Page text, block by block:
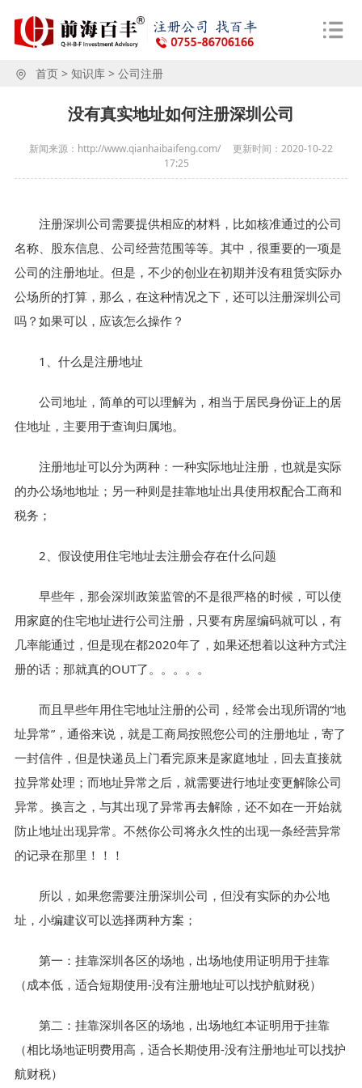
首页> 知识库> 公司注册
没有真实地址如何注册深圳公司
新闻来源：http://www.qianhaibaifeng.com/ 更新时间： 2020-10-22
17:25
注册深圳公司需要提供相应的材料，比如核准通过的公司
名称、股东信息、公司经营范围等等。其中，很重要的一项是
公司的注册地址。但是，不少的创业在初期并没有租赁实际办
公场所的打算，那么，在这种情况之下，还可以注册深圳公司
吗？如果可以，应该怎么操作？
1、什么是注册地址
公司地址，简单的可以理解为，相当于居民身份证上的居
住地址，主要用于查询归属地。
注册地址可以分为两种：一种实际地址注册，也就是实际
的办公场地地址；另一种则是挂靠地址出具使用权配合工商和
税务；
2、假设使用住宅地址去注册会存在什么问题
早些年，那会深圳政策监管的不是很严格的时候，可以使
用家庭的住宅地址进行公司注册，只要有房屋编码就可以，有
几率能通过，但是现在都2020年了，如果还想着以这种方式注
册的话；那就真的OUT了。。。。。
而且早些年用住宅地址注册的公司，经常会出现所谓的“地
址异常”，通俗来说，就是工商局按照您公司的注册地址，寄了
一封信件，但是快递员上门看完原来是家庭地址，回去直接就
拉异常处理；而地址异常之后，就需要进行地址变更解除公司
异常。换言之，与其出现了异常再去解除，还不如在一开始就
防止地址出现异常。不然你公司将永久性的出现一条经营异常
的记录在那里！！！
所以，如果您需要注册深圳公司，但没有实际的办公地
址，小编建议可以选择两种方案；
第一：挂靠深圳各区的场地，出场地使用证明用于挂靠
（成本低，适合短期使用-没有注册地址可以找护航财税）
第二：挂靠深圳各区的场地，出场地红本证明用于挂靠
（相比场地证明费用高，适合长期使用-没有注册地址可以找护
航财税）